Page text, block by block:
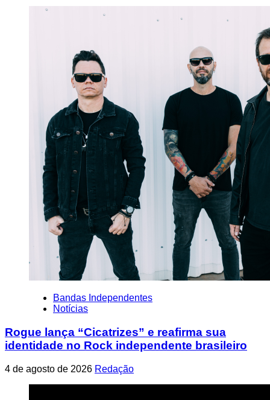
Bandas Independentes
Notícias
Rogue lança “Cicatrizes” e reafirma sua
identidade no Rock independente brasileiro
4 de agosto de 2026 Redação